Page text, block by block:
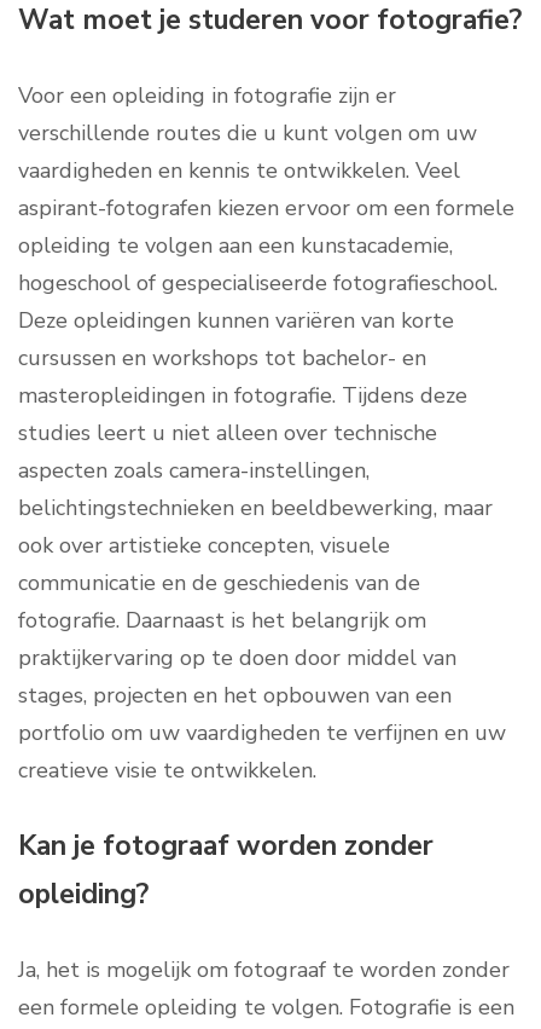
Wat moet je studeren voor fotografie?
Voor een opleiding in fotografie zijn er
verschillende routes die u kunt volgen om uw
vaardigheden en kennis te ontwikkelen. Veel
aspirant-fotografen kiezen ervoor om een formele
opleiding te volgen aan een kunstacademie,
hogeschool of gespecialiseerde fotografieschool.
Deze opleidingen kunnen variëren van korte
cursussen en workshops tot bachelor- en
masteropleidingen in fotografie. Tijdens deze
studies leert u niet alleen over technische
aspecten zoals camera-instellingen,
belichtingstechnieken en beeldbewerking, maar
ook over artistieke concepten, visuele
communicatie en de geschiedenis van de
fotografie. Daarnaast is het belangrijk om
praktijkervaring op te doen door middel van
stages, projecten en het opbouwen van een
portfolio om uw vaardigheden te verfijnen en uw
creatieve visie te ontwikkelen.
Kan je fotograaf worden zonder
opleiding?
Ja, het is mogelijk om fotograaf te worden zonder
een formele opleiding te volgen. Fotografie is een